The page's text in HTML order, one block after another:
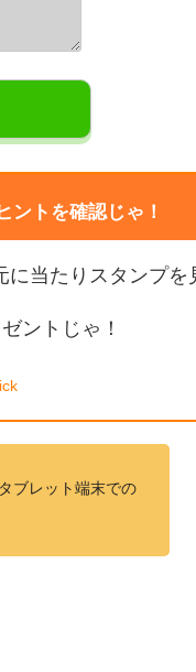
ントを確認じゃ！
に当たりスタンプを
ントじゃ！
ブレット端末での